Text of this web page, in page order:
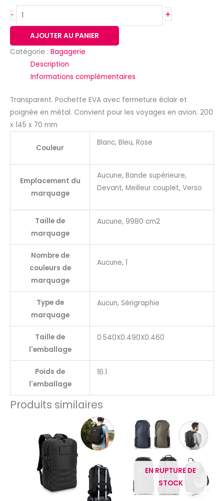
- +
AJOUTER AU PANIER
Catégorie : Bagagerie
Description
Informations complémentaires
Transparent. Pochette EVA avec fermeture éclair et
poignée en métal. Convient pour les voyages en avion. 200
x 145 x 70 mm
Couleur
Blanc, Bleu, Rose
Emplacement du
marquage
Aucune, Bande supérieure,
Devant, Meilleur couplet, Verso
Taille de
marquage
Aucune, 9980 cm2
Nombre de
couleurs de
marquage
Aucune, 1
Type de
marquage
Aucun, Sérigraphie
Taille de
l'emballage
0.540X0.490X0.460
Poids de
l'emballage
16.1
Produits similaires
EN RUPTURE DE
STOCK